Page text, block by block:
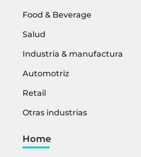
Food & Beverage
Salud
Industria & manufactura
Automotriz
Retail
Otras industrias
Home